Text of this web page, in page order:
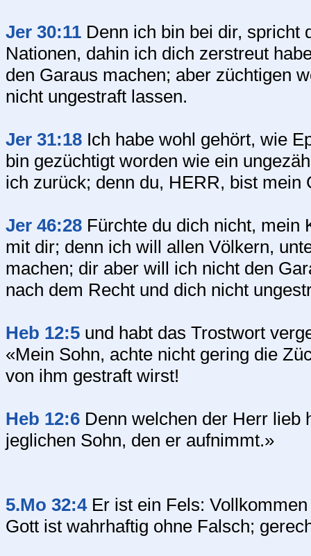
Jer 30:11 Denn ich bin bei dir, spricht
Nationen, dahin ich dich zerstreut
den Garaus machen; aber züchtigen
nicht ungestraft lassen.
Jer 31:18 Ich habe wohl gehört, wie
bin gezüchtigt worden wie ein
ich zurück; denn du, HERR, bist mein
Jer 46:28 Fürchte du dich nicht, mein
mit dir; denn ich will allen Völkern,
machen; dir aber will ich nicht den
nach dem Recht und dich nicht
Heb 12:5 und habt das Trostwort
«Mein Sohn, achte nicht gering die
von ihm gestraft wirst!
Heb 12:6 Denn welchen der Herr lieb
jeglichen Sohn, den er aufnimmt.»
5.Mo 32:4Er ist ein Fels:
Gott ist wahrhaftig ohne Falsch;